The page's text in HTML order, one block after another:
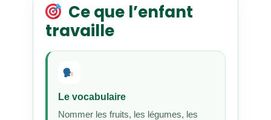
Ce que l’enfant
travaille
Le vocabulaire
Nommer les fruits, les légumes, les